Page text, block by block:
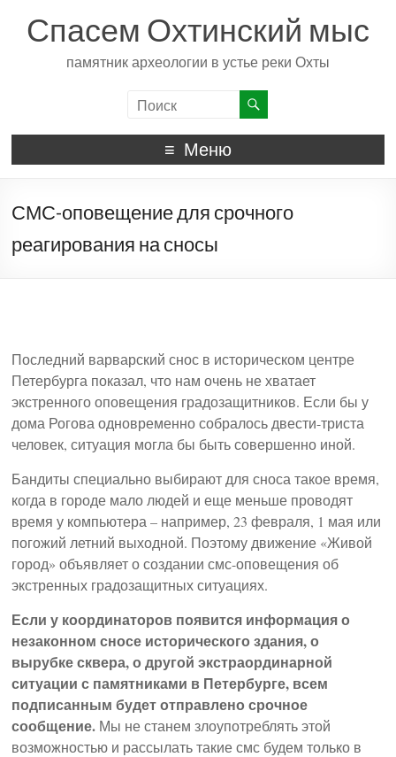
Спасем Охтинский мыс
памятник археологии в устье реки Охты
Меню
СМС-оповещение для срочного
реагирования на сносы
Последний варварский снос в историческом центре
Петербурга показал, что нам очень не хватает
экстренного оповещения градозащитников. Если бы у
дома Рогова одновременно собралось двести-триста
человек, ситуация могла бы быть совершенно иной.
Бандиты специально выбирают для сноса такое время,
когда в городе мало людей и еще меньше проводят
время у компьютера – например, 23 февраля, 1 мая или
погожий летний выходной. Поэтому движение «Живой
город» объявляет о создании смс-оповещения об
экстренных градозащитных ситуациях.
Если у координаторов появится информация о
незаконном сносе исторического здания, о
вырубке сквера, о другой экстраординарной
ситуации с памятниками в Петербурге, всем
подписанным будет отправлено срочное
сообщение. Мы не станем злоупотреблять этой
возможностью и рассылать такие смс будем только в